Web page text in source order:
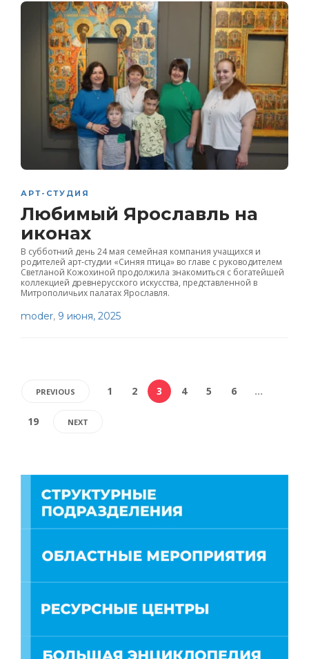
АРТ-СТУДИЯ
Любимый Ярославль на
иконах
В субботний день 24 мая семейная компания учащихся и
родителей арт-студии «Синяя птица» во главе с руководителем
Светланой Кожохиной продолжила знакомиться с богатейшей
коллекцией древнерусского искусства, представленной в
Митрополичьих палатах Ярославля.
moder, 9 июня, 2025
PREVIOUS 1 2 3 4 5 6 …
19 NEXT